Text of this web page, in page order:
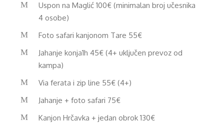
Uspon na Maglić 100€ (minimalan broj učesnika
4 osobe)
Foto safari kanjonom Tare 55€
Jahanje konja1h 45€ (4+ uključen prevoz od
kampa)
Via ferata i zip line 55€ (4+)
Jahanje + foto safari 75€
Kanjon Hrčavka + jedan obrok 130€